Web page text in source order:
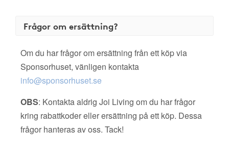
Frågor om ersättning?
Om du har frågor om ersättning från ett köp via
Sponsorhuset, vänligen kontakta
info@sponsorhuset.se
OBS: Kontakta aldrig Joi Living om du har frågor
kring rabattkoder eller ersättning på ett köp. Dessa
frågor hanteras av oss. Tack!